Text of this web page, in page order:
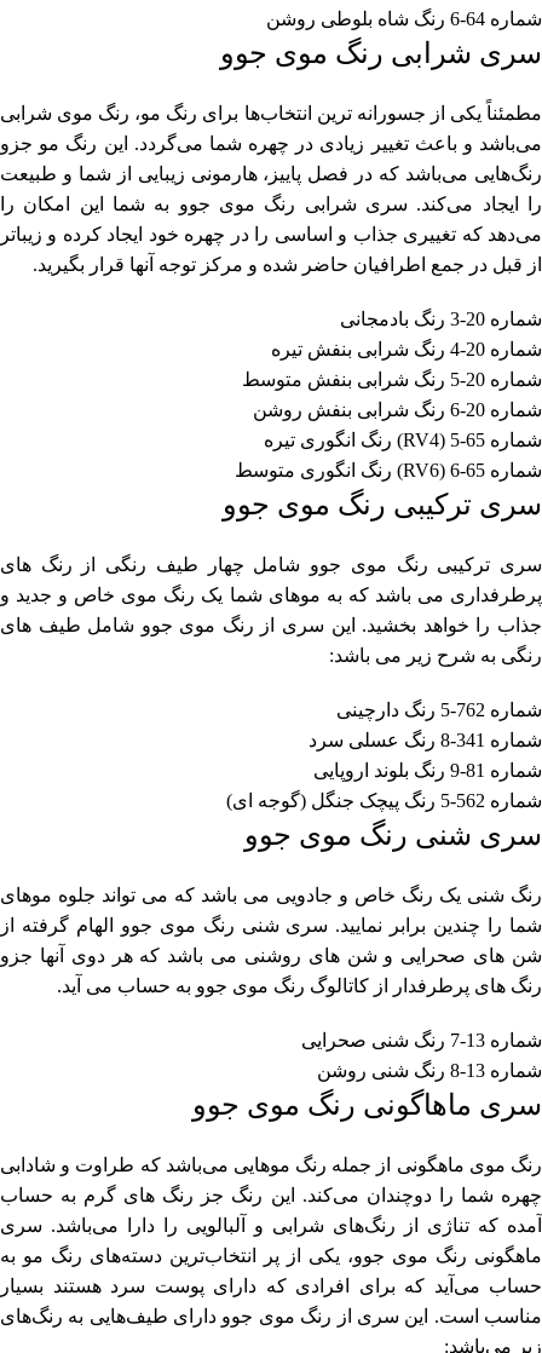
شماره 64-6 رنگ شاه بلوطی روشن
سری شرابی رنگ موی جوو
مطمئناً یکی از جسورانه‌ ترین انتخاب‌ها برای رنگ مو، رنگ موی شرابی
می‌باشد و باعث تغییر زیادی در چهره شما می‌گردد. این رنگ مو جزو
رنگ‌هایی می‌باشد که در فصل پاییز، هارمونی زیبایی از شما و طبیعت
را ایجاد می‌کند. سری شرابی رنگ موی جوو به شما این امکان را
می‌دهد که تغییری جذاب و اساسی را در چهره خود ایجاد کرده و زیباتر
از قبل در جمع اطرافیان حاضر شده و مرکز توجه آنها قرار بگیرید.
شماره 20-3 رنگ بادمجانی
شماره 20-4 رنگ شرابی بنفش تیره
شماره 20-5 رنگ شرابی بنفش متوسط
شماره 20-6 رنگ شرابی بنفش روشن
شماره 65-5 (RV4) رنگ انگوری تیره
شماره 65-6 (RV6) رنگ انگوری متوسط
سری ترکیبی رنگ موی جوو
سری ترکیبی رنگ موی جوو شامل چهار طیف رنگی از رنگ های
پرطرفداری می باشد که به موهای شما یک رنگ موی خاص و جدید و
جذاب را خواهد بخشید. این سری از رنگ موی جوو شامل طیف های
رنگی به شرح زیر می باشد:
شماره 762-5 رنگ دارچینی
شماره 341-8 رنگ عسلی سرد
شماره 81-9 رنگ بلوند اروپایی
شماره 562-5 رنگ پیچک جنگل (گوجه ای)
سری شنی رنگ موی جوو
رنگ شنی یک رنگ خاص و جادویی می باشد که می تواند جلوه موهای
شما را چندین برابر نمایید. سری شنی رنگ موی جوو الهام گرفته از
شن های صحرایی و شن های روشنی می باشد که هر دوی آنها جزو
رنگ های پرطرفدار از کاتالوگ رنگ موی جوو به حساب می آید.
شماره 13-7 رنگ شنی صحرایی
شماره 13-8 رنگ شنی روشن
سری ماهاگونی رنگ موی جوو
رنگ موی ماهگونی از جمله رنگ موهایی می‌باشد که طراوت و شادابی
چهره شما را دوچندان می‌کند. این رنگ جز رنگ های گرم به حساب
آمده که تناژی از رنگ‌های شرابی و آلبالویی را دارا می‌باشد. سری
ماهگونی رنگ موی جوو، یکی از پر انتخاب‌ترین دسته‌های رنگ مو به
حساب می‌آید که برای افرادی که دارای پوست سرد هستند بسیار
مناسب است. این سری از رنگ موی جوو دارای طیف‌هایی به رنگ‌های
زیر می‌باشد: